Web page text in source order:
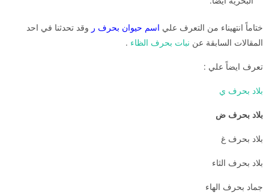
ختاماً انتهيناء من التعرف علي اسم حيوان بحرف ر وقد تحدثنا في احد
المقالات السابقة عن نبات بحرف الظاء .
تعرف ايضاً علي :
بلاد بحرف ي
بلاد بحرف ض
بلاد بحرف غ
بلاد بحرف الثاء
جماد بحرف الهاء